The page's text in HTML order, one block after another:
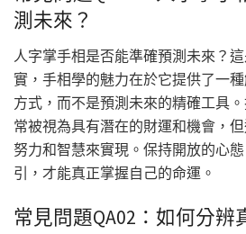
測未來？
人字掌手相是否能準確預測未來？
實，手相學的魅力在於它提供了一
方式，而不是預測未來的精確工具
常被視為具有潛在的財運和機會，
努力和智慧來實現。保持開放的心
引，才能真正掌握自己的命運。
常見問題QA02：如何分辨